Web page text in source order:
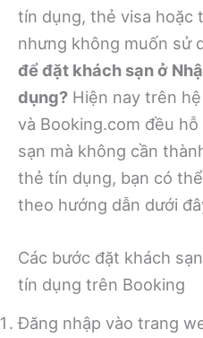
tín dụng, thẻ visa hoặc
nhưng không muốn sử
để đặt khách sạn ở
dụng? Hiện nay trên
và Booking.com đều
sạn mà không cần
thẻ tín dụng, bạn có
theo hướng dẫn dưới
Các bước đặt khách
tín dụng trên Booking
Đăng nhập vào trang